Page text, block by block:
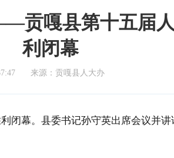
贡嘎县第十五届
利闭幕
来源：贡嘎县人大办
闭幕。县委书记孙守英出席会议并